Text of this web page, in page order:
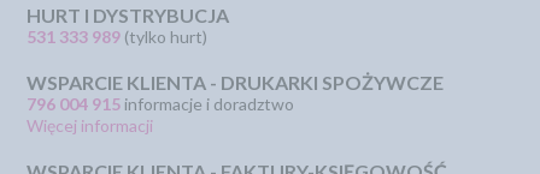
HURT I DYSTRYBUCJA
531 333 989 (tylko hurt)
WSPARCIE KLIENTA - DRUKARKI SPOŻYWCZE
796 004 915 informacje i doradztwo
Więcej informacji